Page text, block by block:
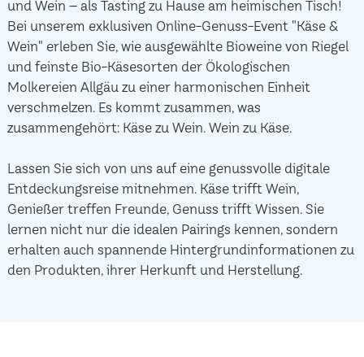
und Wein – als Tasting zu Hause am heimischen Tisch!
Bei unserem exklusiven Online-Genuss-Event "Käse &
Wein" erleben Sie, wie ausgewählte Bioweine von Riegel
und feinste Bio-Käsesorten der Ökologischen
Molkereien Allgäu zu einer harmonischen Einheit
verschmelzen. Es kommt zusammen, was
zusammengehört: Käse zu Wein. Wein zu Käse.
Lassen Sie sich von uns auf eine genussvolle digitale
Entdeckungsreise mitnehmen. Käse trifft Wein,
Genießer treffen Freunde, Genuss trifft Wissen. Sie
lernen nicht nur die idealen Pairings kennen, sondern
erhalten auch spannende Hintergrundinformationen zu
den Produkten, ihrer Herkunft und Herstellung.